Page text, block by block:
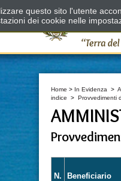
Home > In Evidenza >
indice > Provvedimenti
N. Beneficiario
questo sito l'utente
dei cookie nelle